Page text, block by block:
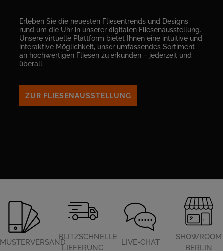
Erleben Sie die neuesten Fliesentrends und Designs
rund um die Uhr in unserer digitalen Fliesenausstellung.
Unsere virtuelle Plattform bietet Ihnen eine intuitive und
interaktive Möglichkeit, unser umfassendes Sortiment
an hochwertigen Fliesen zu erkunden – jederzeit und
überall.
ZUR FLIESENAUSSTELLUNG
MUSTERVERSAND
BLITZSCHNELLE
LIEFERUNG
LIVE-CHAT
SHOWROOM
BERLIN